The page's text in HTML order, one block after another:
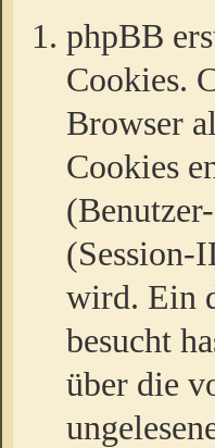
phpBB
Cookies.
Browser
Cookies
(Session-
wird. Ein
besucht
über die